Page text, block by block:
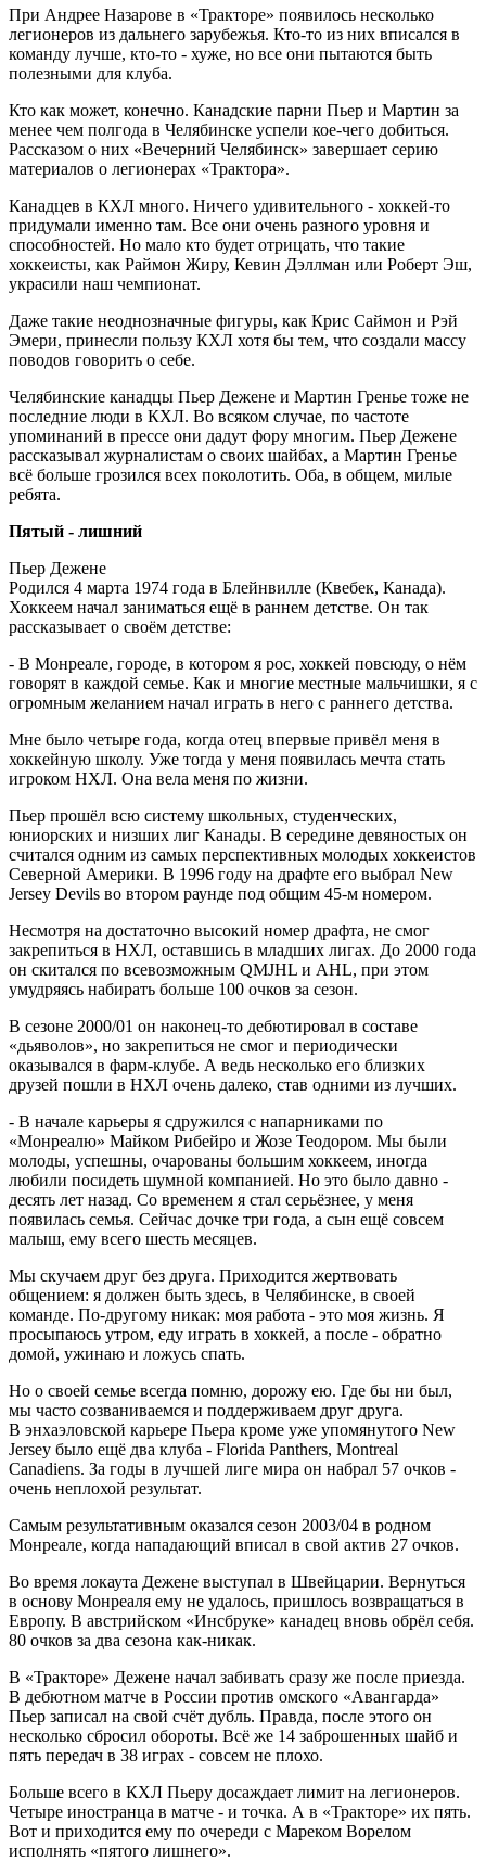
При Андрее Назарове в «Тракторе» появилось несколько
легионеров из дальнего зарубежья. Кто-то из них вписался в
команду лучше, кто-то - хуже, но все они пытаются быть
полезными для клуба.
Кто как может, конечно. Канадские парни Пьер и Мартин за
менее чем полгода в Челябинске успели кое-чего добиться.
Рассказом о них «Вечерний Челябинск» завершает серию
материалов о легионерах «Трактора».
Канадцев в КХЛ много. Ничего удивительного - хоккей-то
придумали именно там. Все они очень разного уровня и
способностей. Но мало кто будет отрицать, что такие
хоккеисты, как Раймон Жиру, Кевин Дэллман или Роберт Эш,
украсили наш чемпионат.
Даже такие неоднозначные фигуры, как Крис Саймон и Рэй
Эмери, принесли пользу КХЛ хотя бы тем, что создали массу
поводов говорить о себе.
Челябинские канадцы Пьер Дежене и Мартин Гренье тоже не
последние люди в КХЛ. Во всяком случае, по частоте
упоминаний в прессе они дадут фору многим. Пьер Дежене
рассказывал журналистам о своих шайбах, а Мартин Гренье
всё больше грозился всех поколотить. Оба, в общем, милые
ребята.
Пятый - лишний
Пьер Дежене
Родился 4 марта 1974 года в Блейнвилле (Квебек, Канада).
Хоккеем начал заниматься ещё в раннем детстве. Он так
рассказывает о своём детстве:
- В Монреале, городе, в котором я рос, хоккей повсюду, о нём
говорят в каждой семье. Как и многие местные мальчишки, я с
огромным желанием начал играть в него с раннего детства.
Мне было четыре года, когда отец впервые привёл меня в
хоккейную школу. Уже тогда у меня появилась мечта стать
игроком НХЛ. Она вела меня по жизни.
Пьер прошёл всю систему школьных, студенческих,
юниорских и низших лиг Канады. В середине девяностых он
считался одним из самых перспективных молодых хоккеистов
Северной Америки. В 1996 году на драфте его выбрал New
Jersey Devils во втором раунде под общим 45-м номером.
Несмотря на достаточно высокий номер драфта, не смог
закрепиться в НХЛ, оставшись в младших лигах. До 2000 года
он скитался по всевозможным QMJHL и AHL, при этом
умудряясь набирать больше 100 очков за сезон.
В сезоне 2000/01 он наконец-то дебютировал в составе
«дьяволов», но закрепиться не смог и периодически
оказывался в фарм-клубе. А ведь несколько его близких
друзей пошли в НХЛ очень далеко, став одними из лучших.
- В начале карьеры я сдружился с напарниками по
«Монреалю» Майком Рибейро и Жозе Теодором. Мы были
молоды, успешны, очарованы большим хоккеем, иногда
любили посидеть шумной компанией. Но это было давно -
десять лет назад. Со временем я стал серьёзнее, у меня
появилась семья. Сейчас дочке три года, а сын ещё совсем
малыш, ему всего шесть месяцев.
Мы скучаем друг без друга. Приходится жертвовать
общением: я должен быть здесь, в Челябинске, в своей
команде. По-другому никак: моя работа - это моя жизнь. Я
просыпаюсь утром, еду играть в хоккей, а после - обратно
домой, ужинаю и ложусь спать.
Но о своей семье всегда помню, дорожу ею. Где бы ни был,
мы часто созваниваемся и поддерживаем друг друга.
В энхаэловской карьере Пьера кроме уже упомянутого New
Jersey было ещё два клуба - Florida Panthers, Montreal
Canadiens. За годы в лучшей лиге мира он набрал 57 очков -
очень неплохой результат.
Самым результативным оказался сезон 2003/04 в родном
Монреале, когда нападающий вписал в свой актив 27 очков.
Во время локаута Дежене выступал в Швейцарии. Вернуться
в основу Монреаля ему не удалось, пришлось возвращаться в
Европу. В австрийском «Инсбруке» канадец вновь обрёл себя.
80 очков за два сезона как-никак.
В «Тракторе» Дежене начал забивать сразу же после приезда.
В дебютном матче в России против омского «Авангарда»
Пьер записал на свой счёт дубль. Правда, после этого он
несколько сбросил обороты. Всё же 14 заброшенных шайб и
пять передач в 38 играх - совсем не плохо.
Больше всего в КХЛ Пьеру досаждает лимит на легионеров.
Четыре иностранца в матче - и точка. А в «Тракторе» их пять.
Вот и приходится ему по очереди с Мареком Ворелом
исполнять «пятого лишнего».